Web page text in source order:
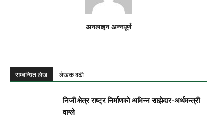
अनलाइन अन्नपूर्ण
सम्बन्धित लेख लेखक बढी
निजी क्षेत्र राष्ट्र निर्माणको अभिन्न साझेदार-अर्थमन्त्री
वाग्ले